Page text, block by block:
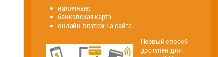
наличные;
банковская карта;
онлайн платеж на сайте.
Первый способ
доступен для